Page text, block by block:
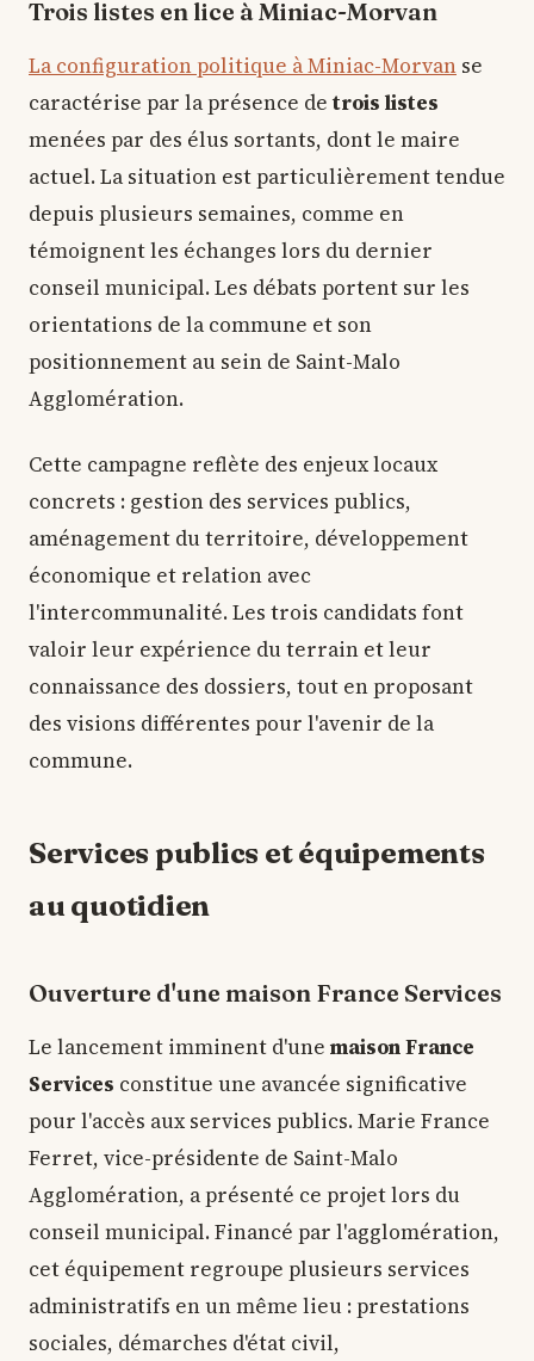
Trois listes en lice à Miniac-Morvan
La configuration politique à Miniac-Morvan se
caractérise par la présence de trois listes
menées par des élus sortants, dont le maire
actuel. La situation est particulièrement tendue
depuis plusieurs semaines, comme en
témoignent les échanges lors du dernier
conseil municipal. Les débats portent sur les
orientations de la commune et son
positionnement au sein de Saint-Malo
Agglomération.
Cette campagne reflète des enjeux locaux
concrets : gestion des services publics,
aménagement du territoire, développement
économique et relation avec
l'intercommunalité. Les trois candidats font
valoir leur expérience du terrain et leur
connaissance des dossiers, tout en proposant
des visions différentes pour l'avenir de la
commune.
Services publics et équipements
au quotidien
Ouverture d'une maison France Services
Le lancement imminent d'une maison France
Services constitue une avancée significative
pour l'accès aux services publics. Marie France
Ferret, vice-présidente de Saint-Malo
Agglomération, a présenté ce projet lors du
conseil municipal. Financé par l'agglomération,
cet équipement regroupe plusieurs services
administratifs en un même lieu : prestations
sociales, démarches d'état civil,